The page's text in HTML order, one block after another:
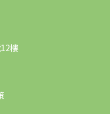
樓